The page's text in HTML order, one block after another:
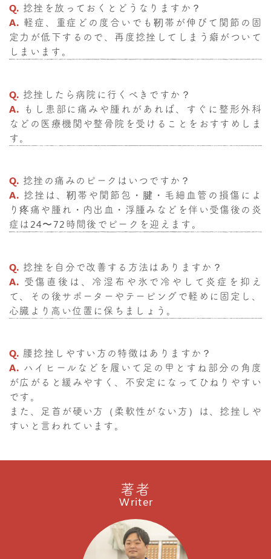
Q. 捻挫を放っておくとどうなりますか？
A. 軽症、重症どの度合いでも靭帯が伸びて関節の固
定力が低下するので、再度捻挫してしまう癖がついて
しまいます。
Q. 捻挫したら病院に行くべきですか？
A. もし患部に痛みや腫れがあれば、すぐに整形外科
などの医療機関や整骨院を受けることをおすすめしま
す。
Q. 捻挫の痛みのピークはいつですか？
A. 捻挫は、靭帯や関節包・腱・毛細血管の損傷によ
り疼痛や腫れ・内出血・浮腫みなどを伴い受傷後の炎
症は24〜72時間後でピークを迎えます。
Q. 捻挫を自分で改善する方法はありますか？
A. 受傷直後は、冷湿布や氷で冷やして炎症を抑え
て、その後サポーターやテーピングで軽めに固定し、
心臓より高い位置に保ちましょう。
Q. 腰捻挫しやすい方の特徴はありますか？
A. ハイヒールなどを履いて足の甲とすね部分の角度
が広がると緩みやすく、不安定になってひねりやすい
です。
また、足首が硬い方（柔軟性がない方）は、捻挫しや
すいと言われています。
著者
Writer